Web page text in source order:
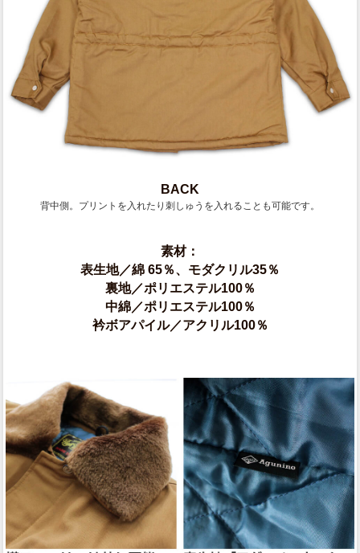
BACK
背中側。プリントを入れたり刺しゅうを入れることも可能です。
素材：
表生地／綿 65％、モダクリル35％
裏地／ポリエステル100％
中綿／ポリエステル100％
衿ボアパイル／アクリル100％